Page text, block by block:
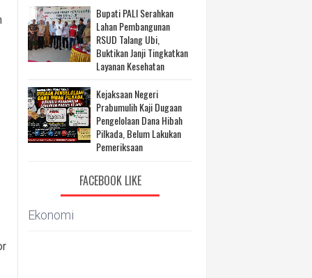
Bupati PALI Serahkan
Lahan Pembangunan
RSUD Talang Ubi,
Buktikan Janji Tingkatkan
Layanan Kesehatan
Kejaksaan Negeri
Prabumulih Kaji Dugaan
Pengelolaan Dana Hibah
Pilkada, Belum Lakukan
Pemeriksaan
FACEBOOK LIKE
Ekonomi